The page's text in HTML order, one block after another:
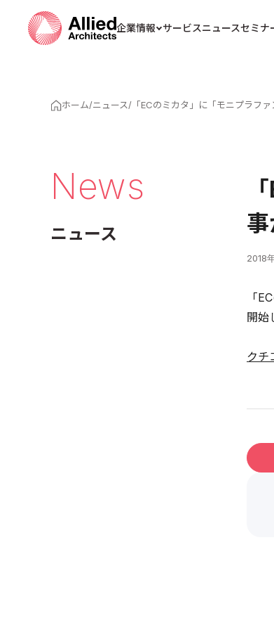
企業情報 サービスニュースセミナ
ホーム/ニュース/ 「ECのミカタ」に「モニプラフ
News
ニュース
2018
「
開始
クチ